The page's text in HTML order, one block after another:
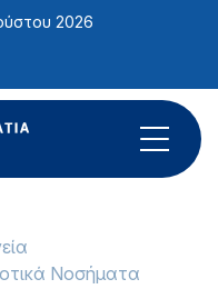
2026
Νοσήματα